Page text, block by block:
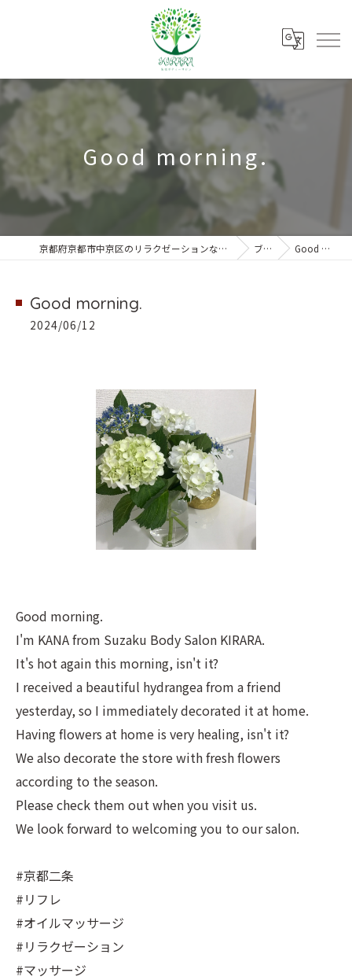
Good morning.
京都府京都市中京区のリラクゼーションなら朱雀ボディーサロンKIRARA ブログ Good morning.
Good morning.
2024/06/12
Good morning.
I'm KANA from Suzaku Body Salon KIRARA.
It's hot again this morning, isn't it?
I received a beautiful hydrangea from a friend
yesterday, so I immediately decorated it at home.
Having flowers at home is very healing, isn't it?
We also decorate the store with fresh flowers
according to the season.
Please check them out when you visit us.
We look forward to welcoming you to our salon.
#京都二条
#リフレ
#オイルマッサージ
#リラクゼーション
#マッサージ